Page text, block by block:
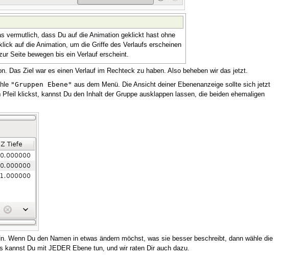
vermutlich, dass Du auf die Animation geklickt hast ohne
auf die Animation, um die Griffe des Verlaufs erscheinen
Seite bewegen bis ein Verlauf erscheint.
Das Ziel war es einen Verlauf im Rechteck zu haben. Also beheben wir das jetzt.
"Gruppen Ebene" aus dem Menü. Die Ansicht deiner Ebenenanzeige sollte sich jetzt
klickst, kannst Du den Inhalt der Gruppe ausklappen lassen, die beiden ehemaligen
Du den Namen in etwas ändern möchst, was sie besser beschreibt, dann wähle die
Du mit JEDER Ebene tun, und wir raten Dir auch dazu.